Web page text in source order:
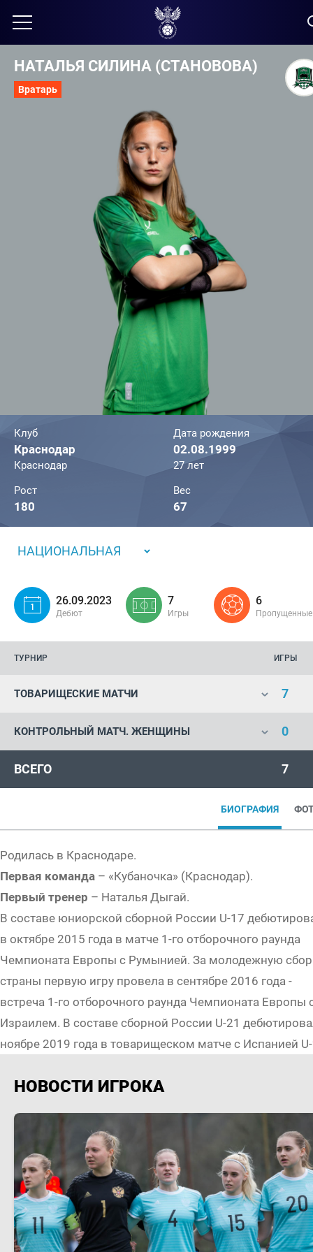
НАТАЛЬЯ СИЛИНА (СТАНОВОВА)
Вратарь
Клуб
Краснодар
Краснодар
Дата рождения
02.08.1999
27 лет
Рост
180
Вес
67
НАЦИОНАЛЬНАЯ
26.09.2023
Дебют
7
Игры
6
Пропущенные
ТУРНИР ИГРЫ
ТОВАРИЩЕСКИЕ МАТЧИ 7
КОНТРОЛЬНЫЙ МАТЧ. ЖЕНЩИНЫ 0
ВСЕГО 7
БИОГРАФИЯ
Родилась в Краснодаре.
Первая команда – «Кубаночка» (Краснодар).
Первый тренер – Наталья Дыгай.
В составе юниорской сборной России U-17
в октябре 2015 года в матче 1-го отборочного раунда
Чемпионата Европы с Румынией. За молодежную
страны первую игру провела в сентябре 2016 года -
встреча 1-го отборочного раунда Чемпионата Европы
Израилем. В составе сборной России U-21
ноябре 2019 года в товарищеском матче с Испанией
НОВОСТИ ИГРОКА